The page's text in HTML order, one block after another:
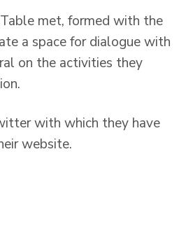
met, formed with the
a space for dialogue with
on the activities they
with which they have
website.